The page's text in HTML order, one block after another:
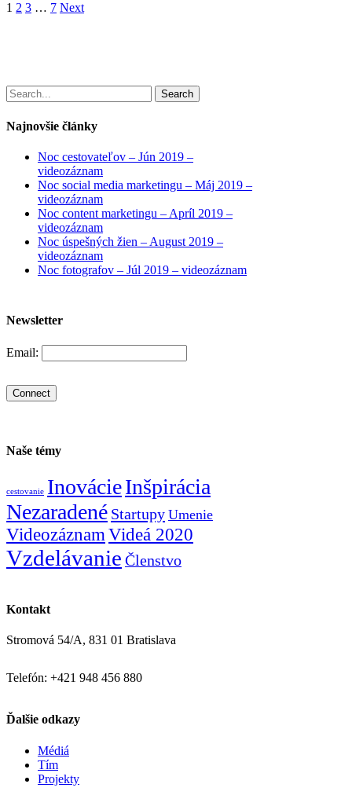
1 2 3 … 7 Next
Search
Najnovšie články
Noc cestovateľov – Jún 2019 –
videozáznam
Noc social media marketingu – Máj 2019 –
videozáznam
Noc content marketingu – Apríl 2019 –
videozáznam
Noc úspešných žien – August 2019 –
videozáznam
Noc fotografov – Júl 2019 – videozáznam
Newsletter
Email:
Naše témy
cestovanie InovácieInšpirácia
Nezaradené Startupy Umenie
Videozáznam Videá 2020
Vzdelávanie Členstvo
Kontakt
Stromová 54/A, 831 01 Bratislava
Telefón: +421 948 456 880
Ďalšie odkazy
Médiá
Tím
Projekty